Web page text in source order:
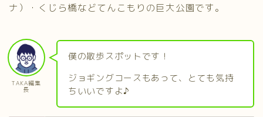
ナ）・くじら橋などてんこもりの巨大公園です。
TAKA編集
長
僕の散歩スポットです！
ジョギングコースもあって、とても気持
ちいいですよ♪